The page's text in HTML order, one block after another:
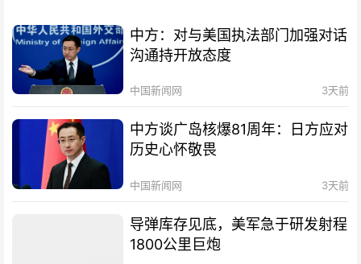
中方：对与美国执法部门加强对话
沟通持开放态度
中国新闻网 3天前
中方谈广岛核爆81周年：日方应对
历史心怀敬畏
中国新闻网 3天前
导弹库存见底，美军急于研发射程
1800公里巨炮